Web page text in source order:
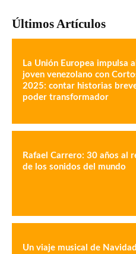
Últimos Artículos
La Unión Europea impulsa
joven venezolano con
2025: contar historias
poder transformador
Rafael Carrero: 30 años al
de los sonidos del mundo
Un viaje musical de